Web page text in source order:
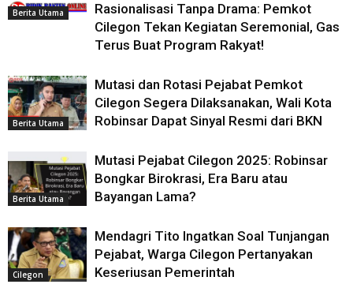
Berita Utama
Rasionalisasi Tanpa Drama: Pemkot
Cilegon Tekan Kegiatan Seremonial, Gas
Terus Buat Program Rakyat!
Berita Utama
Mutasi dan Rotasi Pejabat Pemkot
Cilegon Segera Dilaksanakan, Wali Kota
Robinsar Dapat Sinyal Resmi dari BKN
Berita Utama
Mutasi Pejabat Cilegon 2025: Robinsar
Bongkar Birokrasi, Era Baru atau
Bayangan Lama?
Cilegon
Mendagri Tito Ingatkan Soal Tunjangan
Pejabat, Warga Cilegon Pertanyakan
Keseriusan Pemerintah